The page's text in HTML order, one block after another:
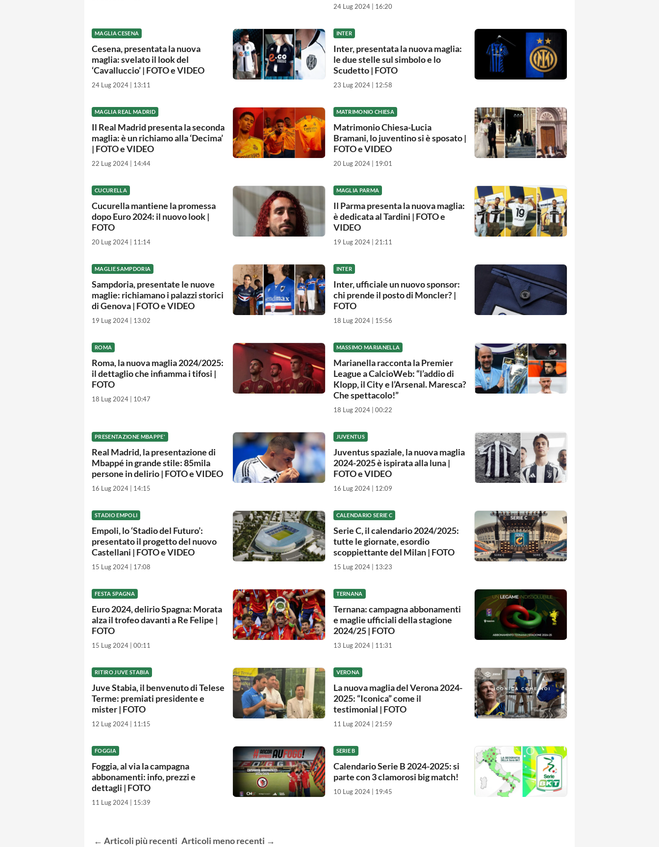
24 Lug 2024 | 16:20
MAGLIA CESENA
Cesena, presentata la nuova
maglia: svelato il look del
‘Cavalluccio’ | FOTO e VIDEO
24 Lug 2024 | 13:11
INTER
Inter, presentata la nuova maglia:
le due stelle sul simbolo e lo
Scudetto | FOTO
23 Lug 2024 | 12:58
MAGLIA REAL MADRID
Il Real Madrid presenta la seconda
maglia: è un richiamo alla ‘Decima’
| FOTO e VIDEO
22 Lug 2024 | 14:44
MATRIMONIO CHIESA
Matrimonio Chiesa-Lucia
Bramani, lo juventino si è sposato |
FOTO e VIDEO
20 Lug 2024 | 19:01
CUCURELLA
Cucurella mantiene la promessa
dopo Euro 2024: il nuovo look |
FOTO
20 Lug 2024 | 11:14
MAGLIA PARMA
Il Parma presenta la nuova maglia:
è dedicata al Tardini | FOTO e
VIDEO
19 Lug 2024 | 21:11
MAGLIE SAMPDORIA
Sampdoria, presentate le nuove
maglie: richiamano i palazzi storici
di Genova | FOTO e VIDEO
19 Lug 2024 | 13:02
INTER
Inter, ufficiale un nuovo sponsor:
chi prende il posto di Moncler? |
FOTO
18 Lug 2024 | 15:56
ROMA
Roma, la nuova maglia 2024/2025:
il dettaglio che infiamma i tifosi |
FOTO
18 Lug 2024 | 10:47
MASSIMO MARIANELLA
Marianella racconta la Premier
League a CalcioWeb: “l’addio di
Klopp, il City e l’Arsenal. Maresca?
Che spettacolo!”
18 Lug 2024 | 00:22
PRESENTAZIONE MBAPPE'
Real Madrid, la presentazione di
Mbappé in grande stile: 85mila
persone in delirio | FOTO e VIDEO
16 Lug 2024 | 14:15
JUVENTUS
Juventus spaziale, la nuova maglia
2024-2025 è ispirata alla luna |
FOTO e VIDEO
16 Lug 2024 | 12:09
STADIO EMPOLI
Empoli, lo ‘Stadio del Futuro’:
presentato il progetto del nuovo
Castellani | FOTO e VIDEO
15 Lug 2024 | 17:08
CALENDARIO SERIE C
Serie C, il calendario 2024/2025:
tutte le giornate, esordio
scoppiettante del Milan | FOTO
15 Lug 2024 | 13:23
FESTA SPAGNA
Euro 2024, delirio Spagna: Morata
alza il trofeo davanti a Re Felipe |
FOTO
15 Lug 2024 | 00:11
TERNANA
Ternana: campagna abbonamenti
e maglie ufficiali della stagione
2024/25 | FOTO
13 Lug 2024 | 11:31
RITIRO JUVE STABIA
Juve Stabia, il benvenuto di Telese
Terme: premiati presidente e
mister | FOTO
12 Lug 2024 | 11:15
VERONA
La nuova maglia del Verona 2024-
2025: “Iconica” come il
testimonial | FOTO
11 Lug 2024 | 21:59
FOGGIA
Foggia, al via la campagna
abbonamenti: info, prezzi e
dettagli | FOTO
11 Lug 2024 | 15:39
SERIE B
Calendario Serie B 2024-2025: si
parte con 3 clamorosi big match!
10 Lug 2024 | 19:45
← Articoli più recenti Articoli meno recenti →